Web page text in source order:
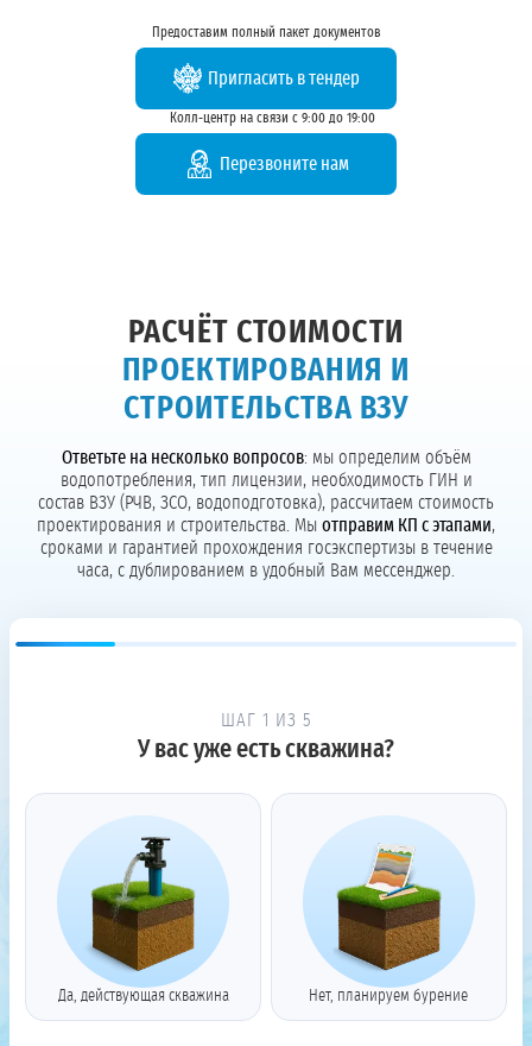
Предоставим полный пакет документов
Пригласить в тендер
Колл-центр на связи с 9:00 до 19:00
Перезвоните нам
РАСЧЁТ СТОИМОСТИ
ПРОЕКТИРОВАНИЯ И
СТРОИТЕЛЬСТВА ВЗУ
Ответьте на несколько вопросов: мы определим объём
водопотребления, тип лицензии, необходимость ГИН и
состав ВЗУ (РЧВ, ЗСО, водоподготовка), рассчитаем стоимость
проектирования и строительства. Мы отправим КП с этапами,
сроками и гарантией прохождения госэкспертизы в течение
часа, с дублированием в удобный Вам мессенджер.
ШАГ 1 ИЗ 5
У вас уже есть скважина?
Да, действующая скважина Нет, планируем бурение